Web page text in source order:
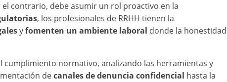
contrario, debe asumir un rol proactivo en la
, los profesionales de RRHH tienen la
yfomenten un ambiente laboral donde la honestidad
cumplimiento normativo, analizando las herramientas y
decanales de denuncia confidencial hasta la